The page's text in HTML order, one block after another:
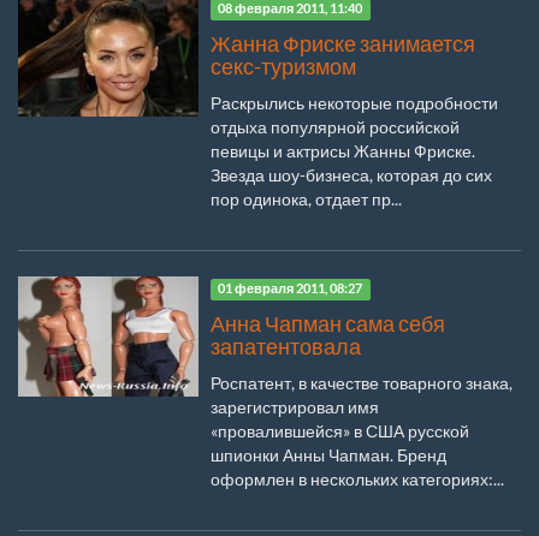
08 февраля 2011, 11:40
Жанна Фриске занимается
секс-туризмом
Раскрылись некоторые подробности
отдыха популярной российской
певицы и актрисы Жанны Фриске.
Звезда шоу-бизнеса, которая до сих
пор одинока, отдает пр...
01 февраля 2011, 08:27
Анна Чапман сама себя
запатентовала
Роспатент, в качестве товарного знака,
зарегистрировал имя
«провалившейся» в США русской
шпионки Анны Чапман. Бренд
оформлен в нескольких категориях:...